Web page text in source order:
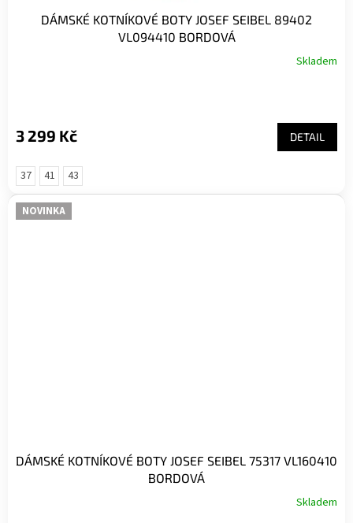
DÁMSKÉ KOTNÍKOVÉ BOTY JOSEF SEIBEL 89402
VL094410 BORDOVÁ
Skladem
3 299 Kč DETAIL
37 41 43
NOVINKA
DÁMSKÉ KOTNÍKOVÉ BOTY JOSEF SEIBEL 75317 VL160410
BORDOVÁ
Skladem